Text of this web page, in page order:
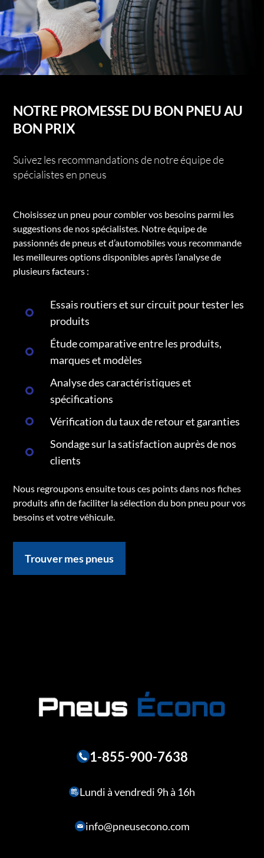
NOTRE PROMESSE DU BON PNEU AU
BON PRIX
Suivez les recommandations de notre équipe de
spécialistes en pneus
Choisissez un pneu pour combler vos besoins parmi les
suggestions de nos spécialistes. Notre équipe de
passionnés de pneus et d’automobiles vous recommande
les meilleures options disponibles après l’analyse de
plusieurs facteurs :
Essais routiers et sur circuit pour tester les
produits
Étude comparative entre les produits,
marques et modèles
Analyse des caractéristiques et
spécifications
Vérification du taux de retour et garanties
Sondage sur la satisfaction auprès de nos
clients
Nous regroupons ensuite tous ces points dans nos fiches
produits afin de faciliter la sélection du bon pneu pour vos
besoins et votre véhicule.
Trouver mes pneus
1-855-900-7638
Lundi à vendredi 9h à 16h
info@pneusecono.com